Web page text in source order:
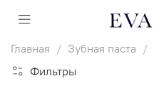
Главная Зубная паста
Фильтры